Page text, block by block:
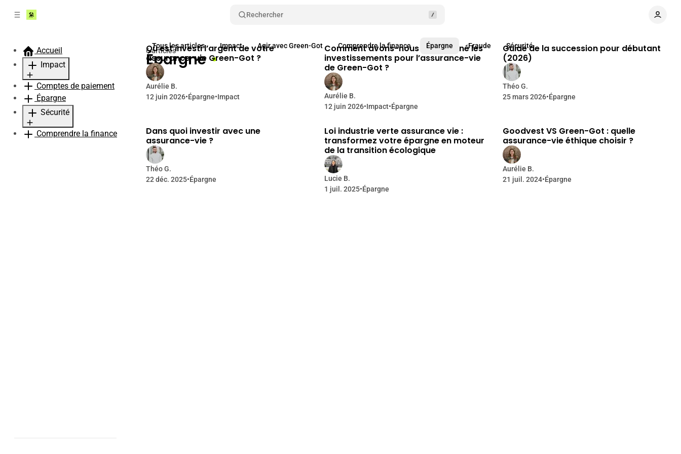
Rechercher
Accueil
Impact
Agir avec Green-Got
Comptes de paiement
Épargne
Sécurité
Fraude
Comprendre la finance
Tous les articles Impact Agir avec Green-Got Comprendre la finance Épargne Fraude Sécurité
6 articles
Épargne
Articles
Où est investi l’argent de votre
assurance-vie Green-Got ?
Aurélie B.
12 juin 2026•Épargne•Impact
Comment avons-nous sélectionné les
investissements pour l’assurance-vie
de Green-Got ?
Aurélie B.
12 juin 2026•Impact•Épargne
Guide de la succession pour débutant
(2026)
Théo G.
25 mars 2026•Épargne
Dans quoi investir avec une
assurance-vie ?
Théo G.
22 déc. 2025•Épargne
Loi industrie verte assurance vie :
transformez votre épargne en moteur
de la transition écologique
Lucie B.
1 juil. 2025•Épargne
Goodvest VS Green-Got : quelle
assurance-vie éthique choisir ?
Aurélie B.
21 juil. 2024•Épargne